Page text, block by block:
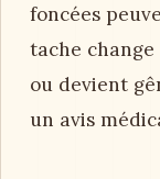
foncées
tache
ou devient
un avis